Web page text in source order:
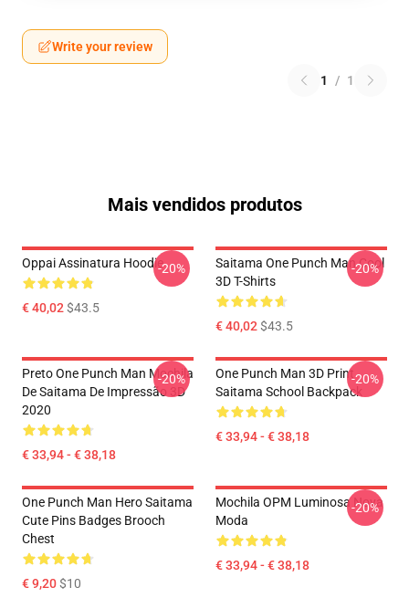
Write your review
1 / 1
Mais vendidos produtos
Oppai Assinatura Hoodie
€ 40,02$43.5
-20%
Saitama One Punch Man Cool
3D T-Shirts
€ 40,02$43.5
-20%
Preto One Punch Man Mochila
De Saitama De Impressão 3D
2020
€ 33,94 - € 38,18
-20%
One Punch Man 3D Print
Saitama School Backpack
€ 33,94 - € 38,18
-20%
One Punch Man Hero Saitama
Cute Pins Badges Brooch
Chest
€ 9,20$10
Mochila OPM Luminosa Nova
Moda
€ 33,94 - € 38,18
-20%